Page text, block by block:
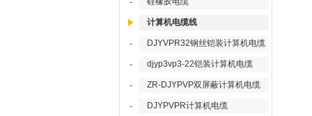
-
计算机电缆线
- DJYVPR32钢丝铠装计算机电缆
- djyp3vp3-22铠装计算机电缆
- ZR-DJYPVP双屏蔽计算机电缆
- DJYPVPR计算机电缆